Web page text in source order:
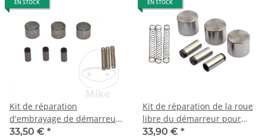
EN STOCK
Kit de réparation
d'embrayage de démarreur
SCK-904 pour Yamaha
33,50 € *
EN STOCK
Kit de réparation de la roue
libre du démarreur pour
Honda Kawasaki Suzuki
33,90 € *